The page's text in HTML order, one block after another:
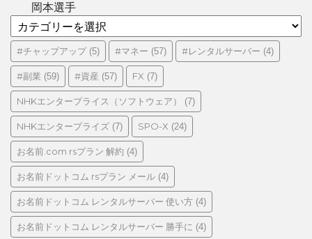
岡本選手
テ
ゴ
リ
ー
#チャップアップ(5) #マネー (57) #レンタルサーバー (4)
#副業 (59) #資産 (57) FX (7)
NHKエンタープライス（ソフトウェア） (7)
NHKエンタープライズ (7) SPO-X (24)
お名前.com rsプラン 解約 (4)
お名前ドットコム rsプラン メール (4)
お名前ドットコム レンタルサーバー 使い方 (4)
お名前ドットコム レンタルサーバー 勝手に (4)